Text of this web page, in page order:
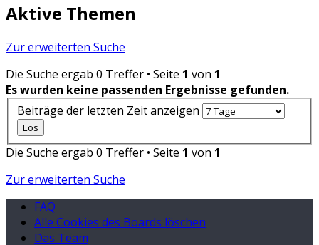
Aktive Themen
Zur erweiterten Suche
Die Suche ergab 0 Treffer • Seite 1 von 1
Es wurden keine passenden Ergebnisse gefunden.
Beiträge der letzten Zeit anzeigen
Die Suche ergab 0 Treffer • Seite 1 von 1
Zur erweiterten Suche
FAQ
Alle Cookies des Boards löschen
Das Team